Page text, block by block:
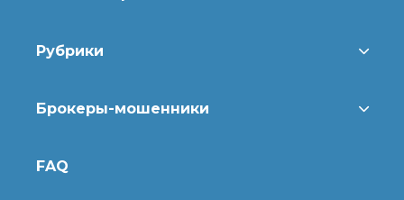
Рубрики
Брокеры-мошенники
FAQ